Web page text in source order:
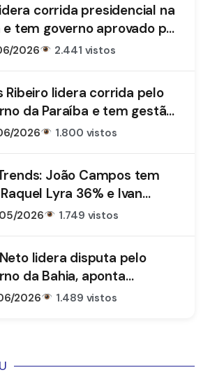
corrida presidencial na
e tem governo aprovado por
DataTrends
2026 2.441 vistos
Ribeiro lidera corrida pelo
da Paraíba e tem gestão
por 66%, aponta
2026 1.800 vistos
João Campos tem
Lyra 36% e Ivan
1%
2026 1.749 vistos
lidera disputa pelo
da Bahia, aponta
2026 1.489 vistos